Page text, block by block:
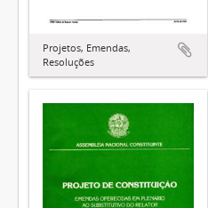
Projetos, Emendas,
Resoluções